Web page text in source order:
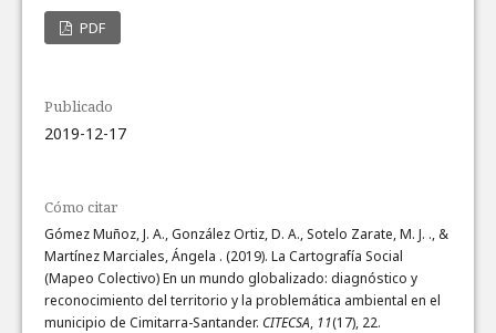
PDF
Publicado
2019-12-17
Cómo citar
Gómez Muñoz, J. A., González Ortiz, D. A., Sotelo Zarate, M. J. ., &
Martínez Marciales, Ángela . (2019). La Cartografía Social
(Mapeo Colectivo) En un mundo globalizado: diagnóstico y
reconocimiento del territorio y la problemática ambiental en el
municipio de Cimitarra-Santander.CITECSA, 11(17), 22.